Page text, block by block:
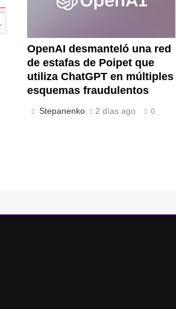
OpenAI desmanteló una red
de estafas de Poipet que
utiliza ChatGPT en múltiples
esquemas fraudulentos
Stepanenko 2 días ago 0